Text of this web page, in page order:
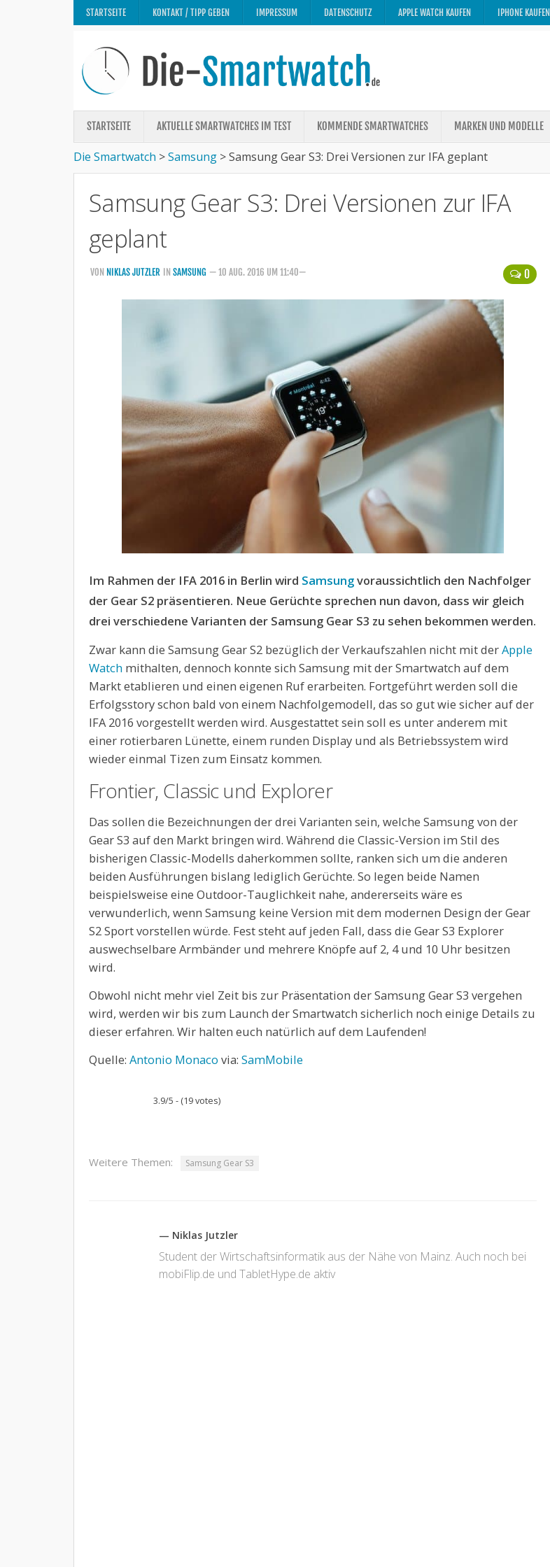
STARTSEITE KONTAKT / TIPP GEBEN IMPRESSUM DATENSCHUTZ APPLE WATCH KAUFEN IPHONE KAUFEN
STARTSEITE AKTUELLE SMARTWATCHES IM TEST KOMMENDE SMARTWATCHES MARKEN UND MODELLE
Die Smartwatch >Samsung >Samsung Gear S3: Drei Versionen zur IFA geplant
Samsung Gear S3: Drei Versionen zur IFA
geplant
0
VON NIKLAS JUTZLER IN SAMSUNG — 10 AUG. 2016 UM 11:40—
Im Rahmen der IFA 2016 in Berlin wird Samsungvoraussichtlich den Nachfolger
der Gear S2 präsentieren. Neue Gerüchte sprechen nun davon, dass wir gleich
drei verschiedene Varianten der Samsung Gear S3 zu sehen bekommen werden.
Zwar kann die Samsung Gear S2 bezüglich der Verkaufszahlen nicht mit derApple
Watch mithalten, dennoch konnte sich Samsung mit der Smartwatch auf dem
Markt etablieren und einen eigenen Ruf erarbeiten. Fortgeführt werden soll die
Erfolgsstory schon bald von einem Nachfolgemodell, das so gut wie sicher auf der
IFA 2016 vorgestellt werden wird. Ausgestattet sein soll es unter anderem mit
einer rotierbaren Lünette, einem runden Display und als Betriebssystem wird
wieder einmal Tizen zum Einsatz kommen.
Frontier, Classic und Explorer
Das sollen die Bezeichnungen der drei Varianten sein, welche Samsung von der
Gear S3 auf den Markt bringen wird. Während die Classic-Version im Stil des
bisherigen Classic-Modells daherkommen sollte, ranken sich um die anderen
beiden Ausführungen bislang lediglich Gerüchte. So legen beide Namen
beispielsweise eine Outdoor-Tauglichkeit nahe, andererseits wäre es
verwunderlich, wenn Samsung keine Version mit dem modernen Design der Gear
S2 Sport vorstellen würde. Fest steht auf jeden Fall, dass die Gear S3 Explorer
auswechselbare Armbänder und mehrere Knöpfe auf 2, 4 und 10 Uhr besitzen
wird.
Obwohl nicht mehr viel Zeit bis zur Präsentation der Samsung Gear S3 vergehen
wird, werden wir bis zum Launch der Smartwatch sicherlich noch einige Details zu
dieser erfahren. Wir halten euch natürlich auf dem Laufenden!
Quelle: Antonio Monaco via: SamMobile
3.9/5 - (19 votes)
Weitere Themen: Samsung Gear S3
— Niklas Jutzler
Student der Wirtschaftsinformatik aus der Nähe von Mainz. Auch noch bei
mobiFlip.de und TabletHype.de aktiv